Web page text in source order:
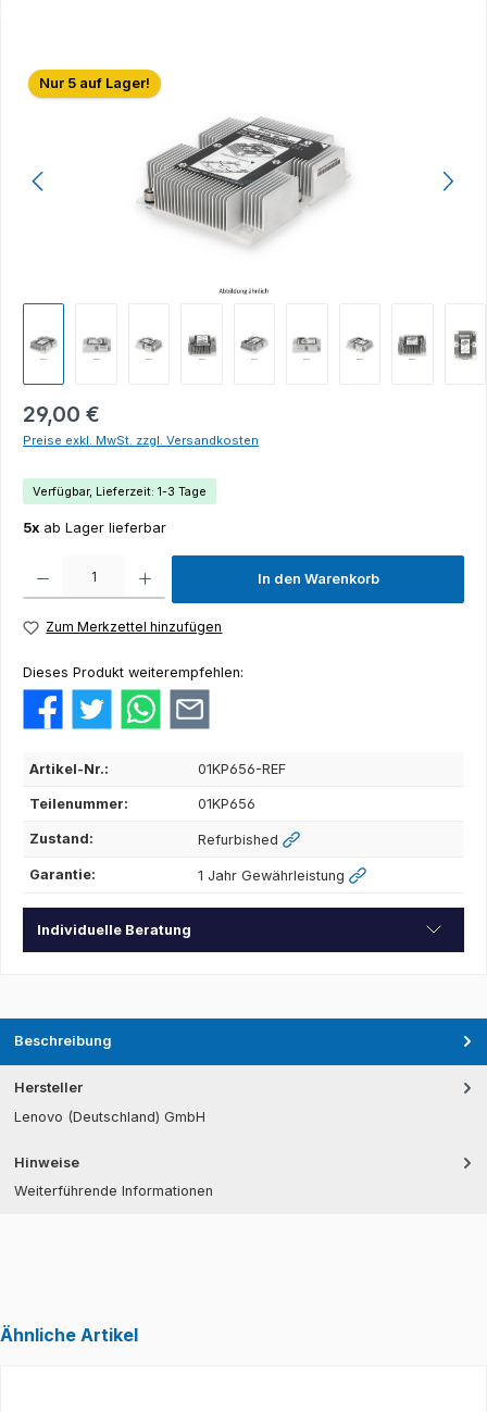
Bildergalerie überspringen
Nur 5 auf Lager!
29,00 €
Preise exkl. MwSt. zzgl. Versandkosten
Verfügbar, Lieferzeit: 1-3 Tage
5x ab Lager lieferbar
In den Warenkorb
Zum Merkzettel hinzufügen
Dieses Produkt weiterempfehlen:
Artikel-Nr.: 01KP656-REF
Teilenummer: 01KP656
Zustand: Refurbished
Garantie: 1 Jahr Gewährleistung
Individuelle Beratung
Beschreibung
Hersteller
Lenovo (Deutschland) GmbH
Hinweise
Weiterführende Informationen
Ähnliche Artikel